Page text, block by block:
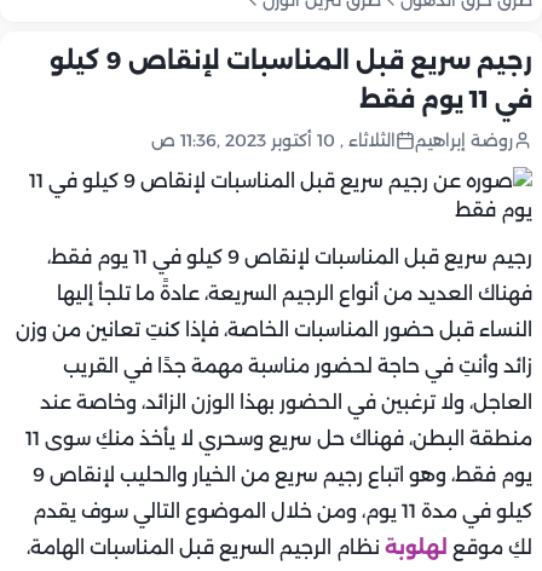
رجيم سريع قبل المناسبات لإنقاص 9 كيلو
في 11 يوم فقط
روضة إبراهيم الثلاثاء , 10 أكتوبر 2023 ,11:36 ص
رجيم سريع قبل المناسبات لإنقاص 9 كيلو في 11 يوم فقط،
فهناك العديد من أنواع الرجيم السريعة، عادةً ما تلجأ إليها
النساء قبل حضور المناسبات الخاصة، فإذا كنتِ تعانين من وزن
زائد وأنتِ في حاجة لحضور مناسبة مهمة جدًا في القريب
العاجل، ولا ترغبين في الحضور بهذا الوزن الزائد، وخاصة عند
منطقة البطن، فهناك حل سريع وسحري لا يأخذ منكِ سوى 11
يوم فقط، وهو اتباع رجيم سريع من الخيار والحليب لإنقاص 9
كيلو في مدة 11 يوم، ومن خلال الموضوع التالي سوف يقدم
لكِ موقع لهلوبة نظام الرجيم السريع قبل المناسبات الهامة،